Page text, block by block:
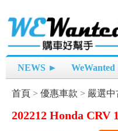
NEWS ►
首頁 > 優惠車款 > 嚴選中
202212 Honda CRV